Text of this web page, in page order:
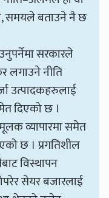
हो, समयले बताउने नै छ
सरकारले
लगाउने नीति
उत्पादकहरुलाई
दिएको छ ।
व्यापारमा समेत
छ । प्रगतिशील
विस्थापन
सेयर बजारलाई